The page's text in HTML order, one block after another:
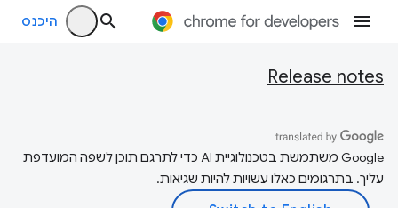
היכנס
Release notes
‫Google משתמשת בטכנולוגיית AI כדי לתרגם תוכן לשפה המועדפת
עליך. בתרגומים כאלו עשויות להיות שגיאות.